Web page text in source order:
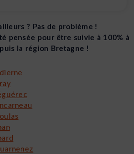
? Pas de problème !
pensée pour être suivie à 100% à
la région Bretagne !